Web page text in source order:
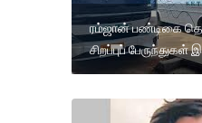
ரம்ஜான் பண்டிகை
சிறப்புப்